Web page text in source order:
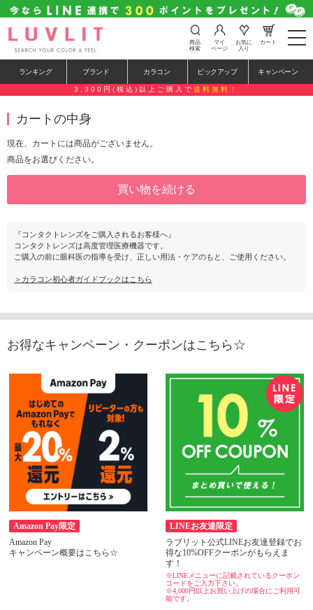
t
o
e
n
商品
検索
マイ
ページ
お気に
入り
カート
ランキング ブランド カラコン ピックアップ キャンペーン
3,300円(税込)以上ご購入で 送料無料！
カートの中身
現在、カートには商品がございません。
商品をお選びください。
『コンタクトレンズをご購入されるお客様へ』
コンタクトレンズは高度管理医療機器です。
ご購入の前に眼科医の指導を受け、正しい用法・ケアのもと、ご使用ください。
＞カラコン初心者ガイドブックはこちら
お得なキャンペーン・クーポンはこちら☆